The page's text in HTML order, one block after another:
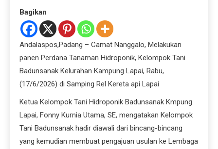
Bagikan
Andalaspos,Padang – Camat Nanggalo, Melakukan
panen Perdana Tanaman Hidroponik, Kelompok Tani
Badunsanak Kelurahan Kampung Lapai, Rabu,
(17/6/2026) di Samping Rel Kereta api Lapai
Ketua Kelompok Tani Hidroponik Badunsanak Kmpung
Lapai, Fonny Kurnia Utama, SE, mengatakan Kelompok
Tani Badunsanak hadir diawali dari bincang-bincang
yang kemudian membuat pengajuan usulan ke Lembaga